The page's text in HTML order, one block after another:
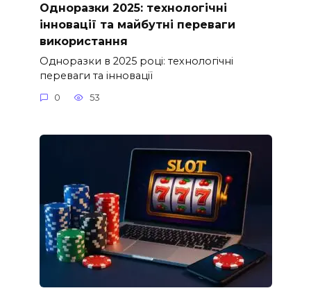
Одноразки 2025: технологічні
інновації та майбутні переваги
використання
Одноразки в 2025 році: технологічні
переваги та інновації
0 53